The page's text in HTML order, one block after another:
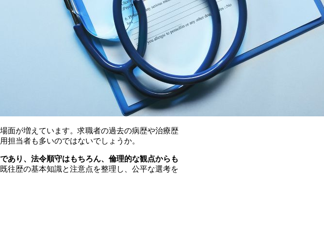
面が増えています。求職者の過去の病歴や治療歴
担当者も多いのではないでしょうか。
あり、法令順守はもちろん、倫理的な観点からも
往歴の基本知識と注意点を整理し、公平な選考を